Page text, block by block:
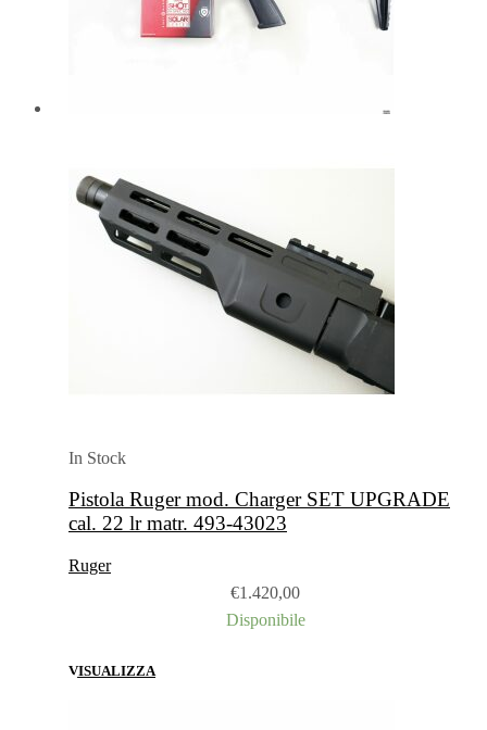
In Stock
Pistola Ruger mod. Charger SET UPGRADE
cal. 22 lr matr. 493-43023
Ruger
€1.420,00
Disponibile
VISUALIZZA